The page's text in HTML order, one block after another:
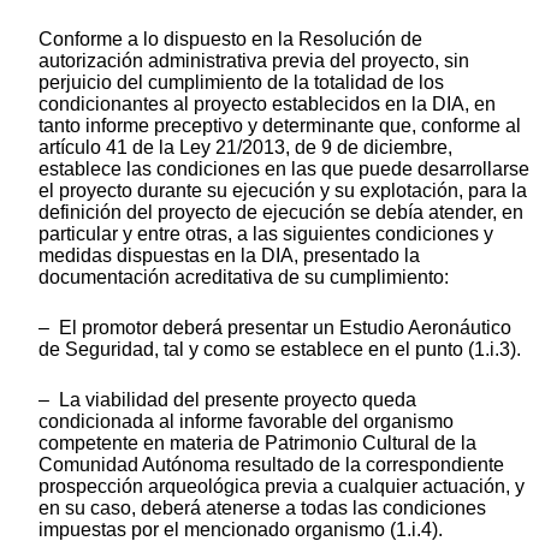
Conforme a lo dispuesto en la Resolución de
autorización administrativa previa del proyecto, sin
perjuicio del cumplimiento de la totalidad de los
condicionantes al proyecto establecidos en la DIA, en
tanto informe preceptivo y determinante que, conforme al
artículo 41 de la Ley 21/2013, de 9 de diciembre,
establece las condiciones en las que puede desarrollarse
el proyecto durante su ejecución y su explotación, para la
definición del proyecto de ejecución se debía atender, en
particular y entre otras, a las siguientes condiciones y
medidas dispuestas en la DIA, presentado la
documentación acreditativa de su cumplimiento:
– El promotor deberá presentar un Estudio Aeronáutico
de Seguridad, tal y como se establece en el punto (1.i.3).
– La viabilidad del presente proyecto queda
condicionada al informe favorable del organismo
competente en materia de Patrimonio Cultural de la
Comunidad Autónoma resultado de la correspondiente
prospección arqueológica previa a cualquier actuación, y
en su caso, deberá atenerse a todas las condiciones
impuestas por el mencionado organismo (1.i.4).